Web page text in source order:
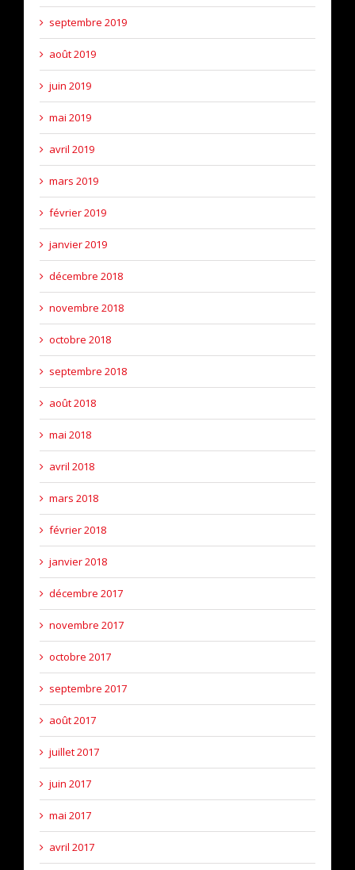
septembre 2019
août 2019
juin 2019
mai 2019
avril 2019
mars 2019
février 2019
janvier 2019
décembre 2018
novembre 2018
octobre 2018
septembre 2018
août 2018
mai 2018
avril 2018
mars 2018
février 2018
janvier 2018
décembre 2017
novembre 2017
octobre 2017
septembre 2017
août 2017
juillet 2017
juin 2017
mai 2017
avril 2017